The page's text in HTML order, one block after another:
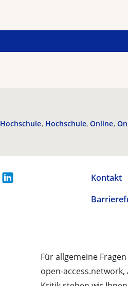
Hochschule Hochschule Online
Kontakt
Für allgemeine
open-